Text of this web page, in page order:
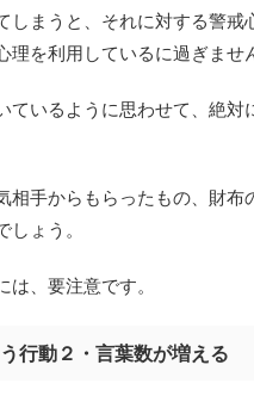
まうと、それに対する警戒
を利用しているに過ぎませ
ているように思わせて、絶
相手からもらったもの、財
ょう。
、要注意です。
行動２・言葉数が増える